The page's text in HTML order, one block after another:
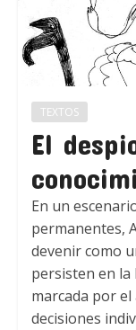
TEXTOS
El
En un
permanentes,
devenir como
persisten en la
marcada por
decisiones